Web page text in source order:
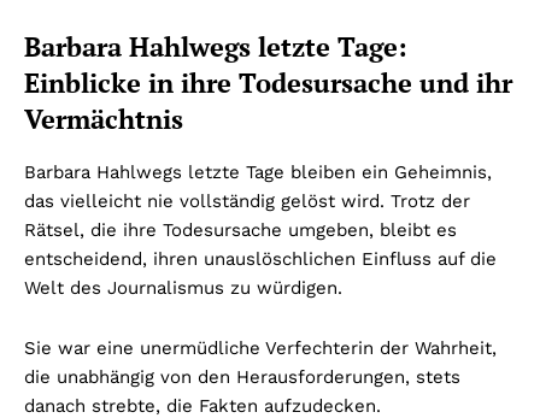
Barbara Hahlwegs letzte Tage:
Einblicke in ihre Todesursache und ihr
Vermächtnis
Barbara Hahlwegs letzte Tage bleiben ein Geheimnis,
das vielleicht nie vollständig gelöst wird. Trotz der
Rätsel, die ihre Todesursache umgeben, bleibt es
entscheidend, ihren unauslöschlichen Einfluss auf die
Welt des Journalismus zu würdigen.
Sie war eine unermüdliche Verfechterin der Wahrheit,
die unabhängig von den Herausforderungen, stets
danach strebte, die Fakten aufzudecken.